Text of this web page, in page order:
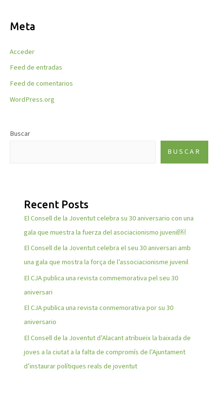
Meta
Acceder
Feed de entradas
Feed de comentarios
WordPress.org
Buscar
BUSCAR
Recent Posts
El Consell de la Joventut celebra su 30 aniversario con una
gala que muestra la fuerza del asociacionismo juvenil￼
El Consell de la Joventut celebra el seu 30 aniversari amb
una gala que mostra la força de l’associacionisme juvenil
El CJA publica una revista commemorativa pel seu 30
aniversari
El CJA publica una revista conmemorativa por su 30
aniversario
El Consell de la Joventut d’Alacant atribueix la baixada de
joves a la ciutat a la falta de compromís de l’Ajuntament
d’instaurar polítiques reals de joventut